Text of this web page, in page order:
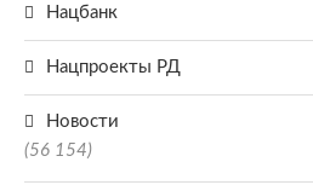
Нацбанк
Нацпроекты РД
Новости
(56 154)